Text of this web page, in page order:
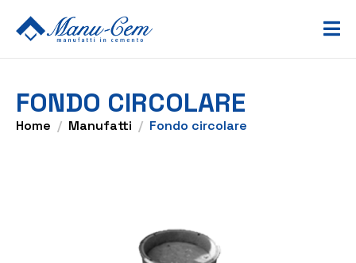
FONDO CIRCOLARE
Home Manufatti Fondo circolare